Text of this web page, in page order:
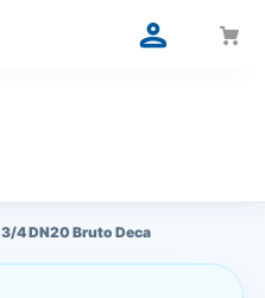
4 DN20 Bruto Deca